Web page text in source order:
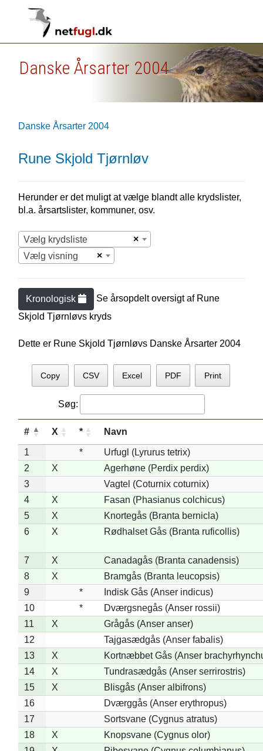
Danske Årsarter 2004
Danske Årsarter 2004
Rune Skjold Tjørnløv
Herunder er det muligt at vælge blandt alle krydslister,
bl.a. årsartslister, kommuner, osv.
×
Vælg krydsliste
×
Vælg visning
Kronologisk Se årsopdelt oversigt af Rune
Skjold Tjørnløvs kryds
Dette er Rune Skjold Tjørnløvs Danske Årsarter 2004
Copy CSV Excel PDF Print
Søg:
# X * Navn
1 *
Urfugl (Lyrurus tetrix)
2
X
Agerhøne (Perdix perdix)
3
Vagtel (Coturnix coturnix)
4
X
Fasan (Phasianus colchicus)
5
X
Knortegås (Branta bernicla)
6
X Rødhalset Gås (Branta ruficollis)
7 X
Canadagås (Branta canadensis)
8
X
Bramgås (Branta leucopsis)
9
*
Indisk Gås (Anser indicus)
10
*
Dværgsnegås (Anser rossii)
11
X
Grågås (Anser anser)
12
Tajgasædgås (Anser fabalis)
13
X
Kortnæbbet Gås (Anser
14
X
Tundrasædgås (Anser serrirostris)
15
X
Blisgås (Anser albifrons)
16
Dværggås (Anser erythropus)
17
Sortsvane (Cygnus atratus)
18
X
Knopsvane (Cygnus olor)